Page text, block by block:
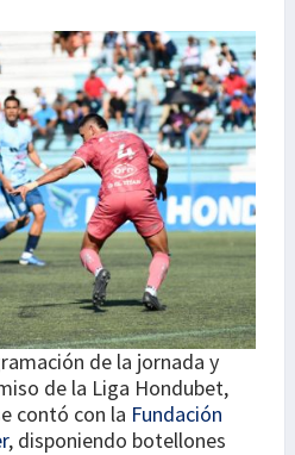
de la jornada y
de la Liga Hondubet,
contó con la Fundación
, disponiendo botellones